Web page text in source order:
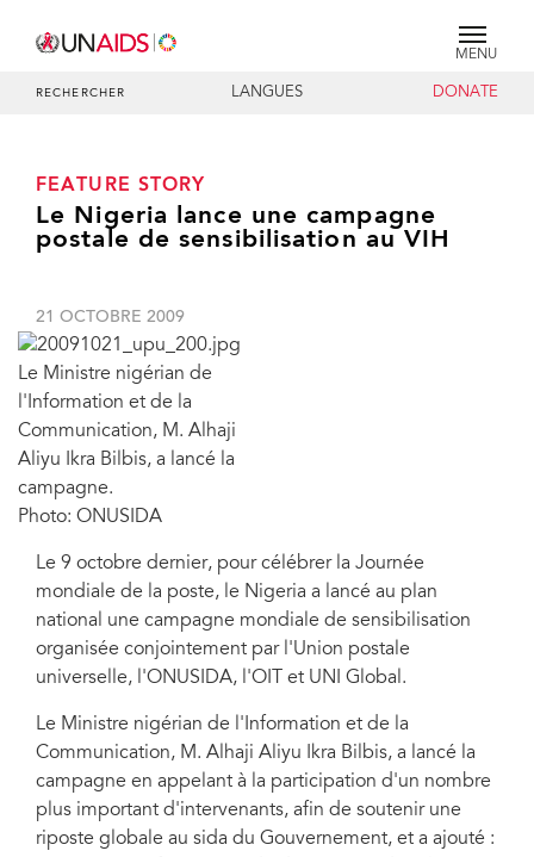
MENU
RECHERCHER LANGUES DONATE
FEATURE STORY
Le Nigeria lance une campagne
postale de sensibilisation au VIH
21 OCTOBRE 2009
Le Ministre nigérian de
l'Information et de la
Communication, M. Alhaji
Aliyu Ikra Bilbis, a lancé la
campagne.
Photo: ONUSIDA
Le 9 octobre dernier, pour célébrer la Journée
mondiale de la poste, le Nigeria a lancé au plan
national une campagne mondiale de sensibilisation
organisée conjointement par l'Union postale
universelle, l'ONUSIDA, l'OIT et UNI Global.
Le Ministre nigérian de l'Information et de la
Communication, M. Alhaji Aliyu Ikra Bilbis, a lancé la
campagne en appelant à la participation d'un nombre
plus important d'intervenants, afin de soutenir une
riposte globale au sida du Gouvernement, et a ajouté :